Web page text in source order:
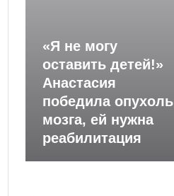
«Я не могу
оставить детей!»
Анастасия
победила опухоль
мозга, ей нужна
реабилитация